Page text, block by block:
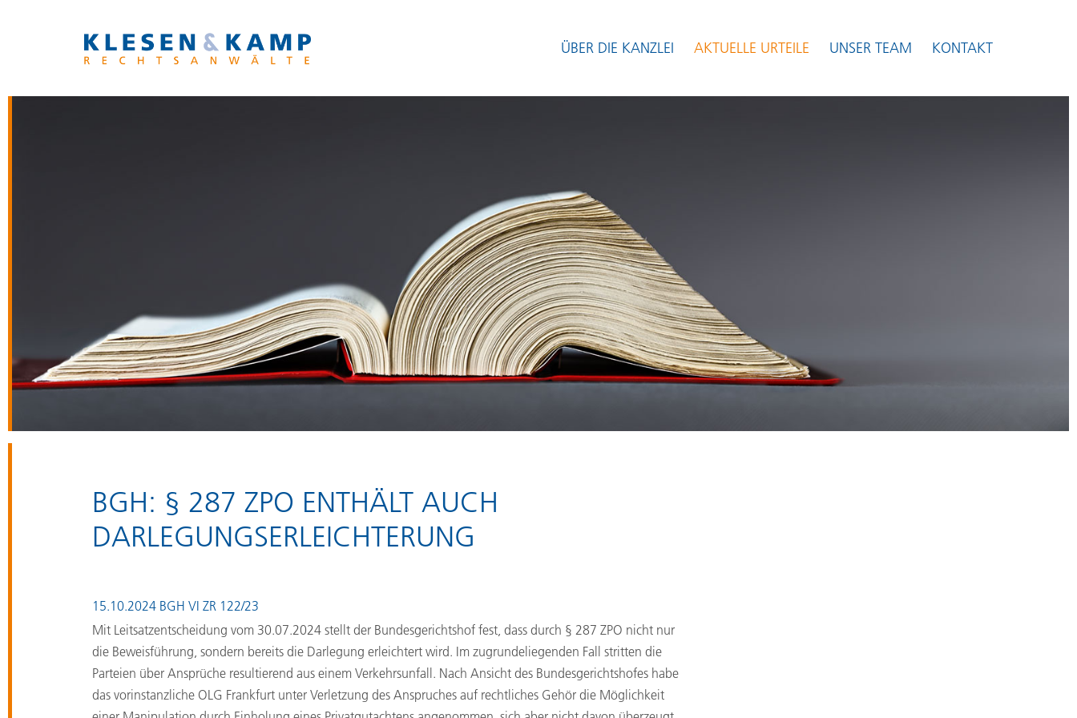
ÜBER DIE KANZLEI AKTUELLE URTEILE UNSER TEAM KONTAKT
BGH: § 287 ZPO ENTHÄLT AUCH
DARLEGUNGSERLEICHTERUNG
15.10.2024 BGH VI ZR 122/23
Mit Leitsatzentscheidung vom 30.07.2024 stellt der Bundesgerichtshof fest, dass durch § 287 ZPO nicht nur
die Beweisführung, sondern bereits die Darlegung erleichtert wird. Im zugrundeliegenden Fall stritten die
Parteien über Ansprüche resultierend aus einem Verkehrsunfall. Nach Ansicht des Bundesgerichtshofes habe
das vorinstanzliche OLG Frankfurt unter Verletzung des Anspruches auf rechtliches Gehör die Möglichkeit